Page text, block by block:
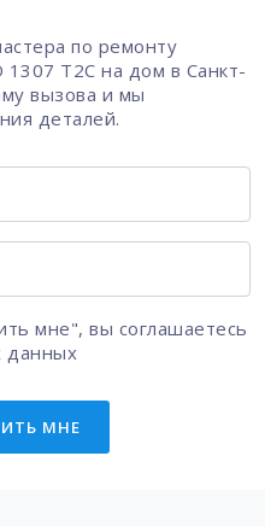
по ремонту
1307 T2C на дом в Санкт-
вызова и мы
деталей.
мне", вы соглашаетесь
данных
МНЕ